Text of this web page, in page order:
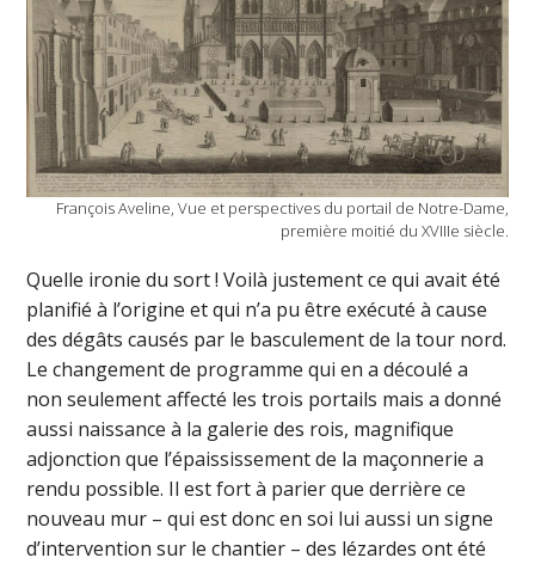
François Aveline, Vue et perspectives du portail de Notre-Dame,
première moitié du XVIIIe siècle.
Quelle ironie du sort ! Voilà justement ce qui avait été
planifié à l’origine et qui n’a pu être exécuté à cause
des dégâts causés par le basculement de la tour nord.
Le changement de programme qui en a découlé a
non seulement affecté les trois portails mais a donné
aussi naissance à la galerie des rois, magnifique
adjonction que l’épaississement de la maçonnerie a
rendu possible. Il est fort à parier que derrière ce
nouveau mur – qui est donc en soi lui aussi un signe
d’intervention sur le chantier – des lézardes ont été